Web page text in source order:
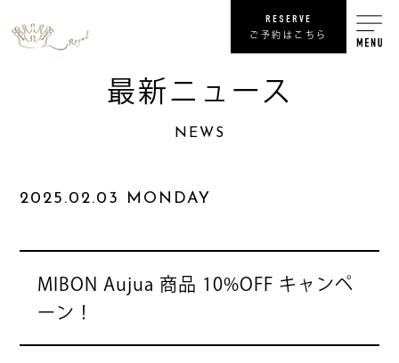
RESERVE
ご予約はこちら
RECRUIT
NEWS
最新ニュース
NEWS
2025.02.03 MONDAY
MIBON Aujua 商品 10%OFF キャンペ
ーン！